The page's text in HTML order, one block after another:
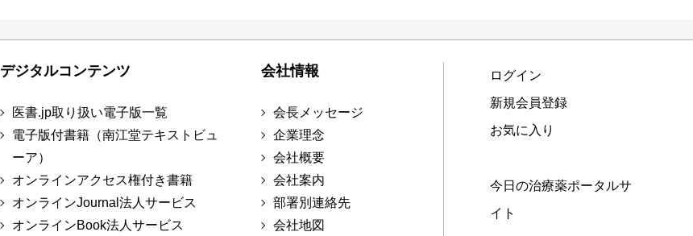
デジタルコンテンツ
医書.jp取り扱い電子版一覧
電子版付書籍（南江堂テキストビュ
ーア）
オンラインアクセス権付き書籍
オンラインJournal法人サービス
オンラインBook法人サービス
会社情報
会長メッセージ
企業理念
会社概要
会社案内
部署別連絡先
会社地図
ログイン
新規会員登録
お気に入り
今日の治療薬ポータルサ
イト